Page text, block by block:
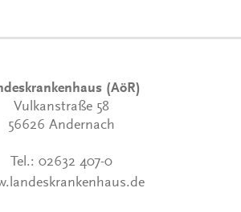
(AöR)
Vulkanstraße 58
56626 Andernach
Tel.: 02632 407-0